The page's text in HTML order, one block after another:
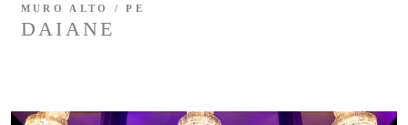
DAIANE
MURO ALTO / PE